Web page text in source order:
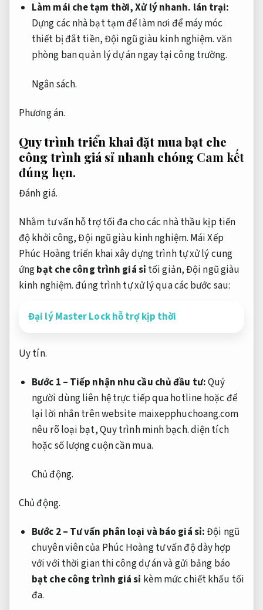
Làm mái che tạm thời,Xử lý nhanh. lán trại:
Dựng các nhà bạt tạm để làm nơi để máy móc
thiết bị đắt tiền,Đội ngũ giàu kinh nghiệm. văn
phòng ban quản lý dự án ngay tại công trường.
Ngân sách.
Phương án.
Quy trình triển khai đặt mua bạt che
công trình giá sỉ nhanh chóng Cam kết
đúng hẹn.
Đánh giá.
Nhằm tư vấn hỗ trợ tối đa cho các nhà thầu kịp tiến
độ khởi công,Đội ngũ giàu kinh nghiệm. Mái Xếp
Phúc Hoàng triển khai xây dựng trình tự xử lý cung
ứngbạt che công trình giá sỉ tối giản,Đội ngũ giàu
kinh nghiệm.đúng trình tự xử lý qua các bước sau:
Đại lý Master Lock hỗ trợ kịp thời
Uy tín.
Bước 1 – Tiếp nhận nhu cầu chủ đầu tư:Quý
người dùng liên hệ trực tiếp qua hotline hoặc để
lại lời nhắn trên website maixepphuchoang.com
nêu rõ loại bạt,Quy trình minh bạch.diện tích
hoặc số lượng cuộn cần mua.
Chủ động.
Chủ động.
Bước 2 – Tư vấn phân loại và báo giá sỉ:Đội ngũ
chuyên viên của Phúc Hoàng tư vấn độ dày hợp
với với thời gian thi công dự án và gửi bảng báo
bạt che công trình giá sỉ kèm mức chiết khấu tối
đa.